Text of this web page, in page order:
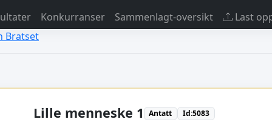
Konkurranser Sammenlagt-oversikt
Last
Bratset
Lille menneske 1 Antatt Id:5083